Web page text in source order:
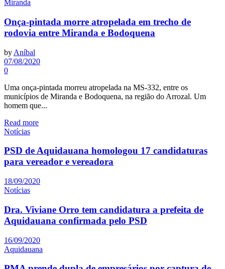
Miranda
Onça-pintada morre atropelada em trecho de
rodovia entre Miranda e Bodoquena
by Aníbal
07/08/2020
0
Uma onça-pintada morreu atropelada na MS-332, entre os
municípios de Miranda e Bodoquena, na região do Arrozal. Um
homem que...
Read more
Notícias
PSD de Aquidauana homologou 17 candidaturas
para vereador e vereadora
18/09/2020
Notícias
Dra. Viviane Orro tem candidatura a prefeita de
Aquidauana confirmada pelo PSD
16/09/2020
Aquidauana